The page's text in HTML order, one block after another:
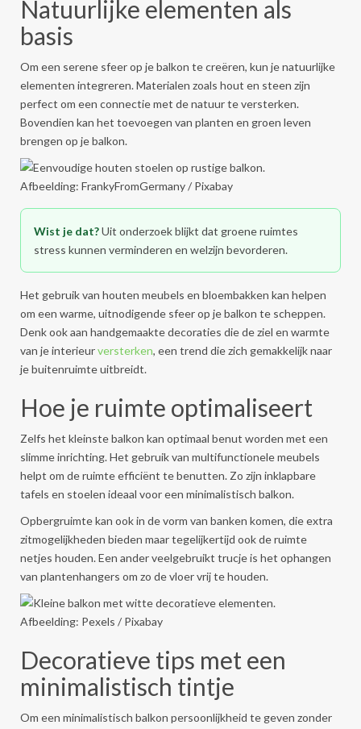
Natuurlijke elementen als
basis
Om een serene sfeer op je balkon te creëren, kun je natuurlijke
elementen integreren. Materialen zoals hout en steen zijn
perfect om een connectie met de natuur te versterken.
Bovendien kan het toevoegen van planten en groen leven
brengen op je balkon.
Afbeelding: FrankyFromGermany / Pixabay
Wist je dat?Uit onderzoek blijkt dat groene ruimtes
stress kunnen verminderen en welzijn bevorderen.
Het gebruik van houten meubels en bloembakken kan helpen
om een warme, uitnodigende sfeer op je balkon te scheppen.
Denk ook aan handgemaakte decoraties die de ziel en warmte
van je interieurversterken, een trend die zich gemakkelijk naar
je buitenruimte uitbreidt.
Hoe je ruimte optimaliseert
Zelfs het kleinste balkon kan optimaal benut worden met een
slimme inrichting. Het gebruik van multifunctionele meubels
helpt om de ruimte efficiënt te benutten. Zo zijn inklapbare
tafels en stoelen ideaal voor een minimalistisch balkon.
Opbergruimte kan ook in de vorm van banken komen, die extra
zitmogelijkheden bieden maar tegelijkertijd ook de ruimte
netjes houden. Een ander veelgebruikt trucje is het ophangen
van plantenhangers om zo de vloer vrij te houden.
Afbeelding: Pexels / Pixabay
Decoratieve tips met een
minimalistisch tintje
Om een minimalistisch balkon persoonlijkheid te geven zonder